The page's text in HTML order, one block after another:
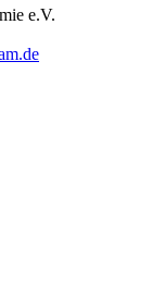
e.V.